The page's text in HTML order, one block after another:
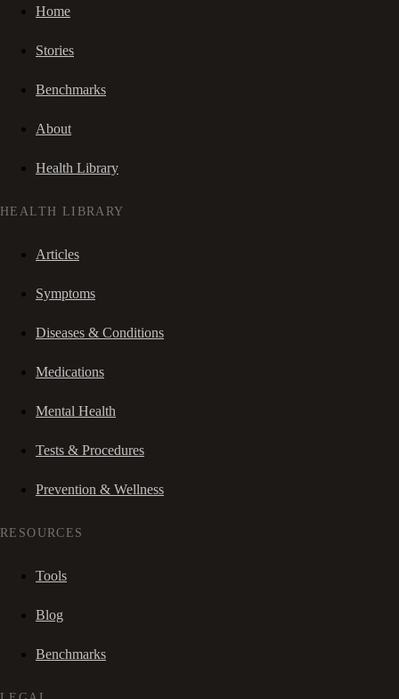
Home
Stories
Benchmarks
About
Health Library
HEALTH LIBRARY
Articles
Symptoms
Diseases & Conditions
Medications
Mental Health
Tests & Procedures
Prevention & Wellness
RESOURCES
Tools
Blog
Benchmarks